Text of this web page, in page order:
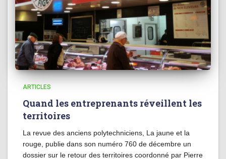
ARTICLES
Quand les entreprenants réveillent les
territoires
La revue des anciens polytechniciens, La jaune et la
rouge, publie dans son numéro 760 de décembre un
dossier sur le retour des territoires coordonné par Pierre